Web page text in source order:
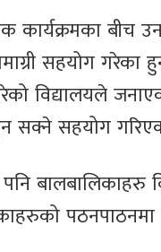
कार्यक्रमका बीच
सहयोग गरेका
विद्यालयले
सक्ने सहयोग
बालबालिकाहरु